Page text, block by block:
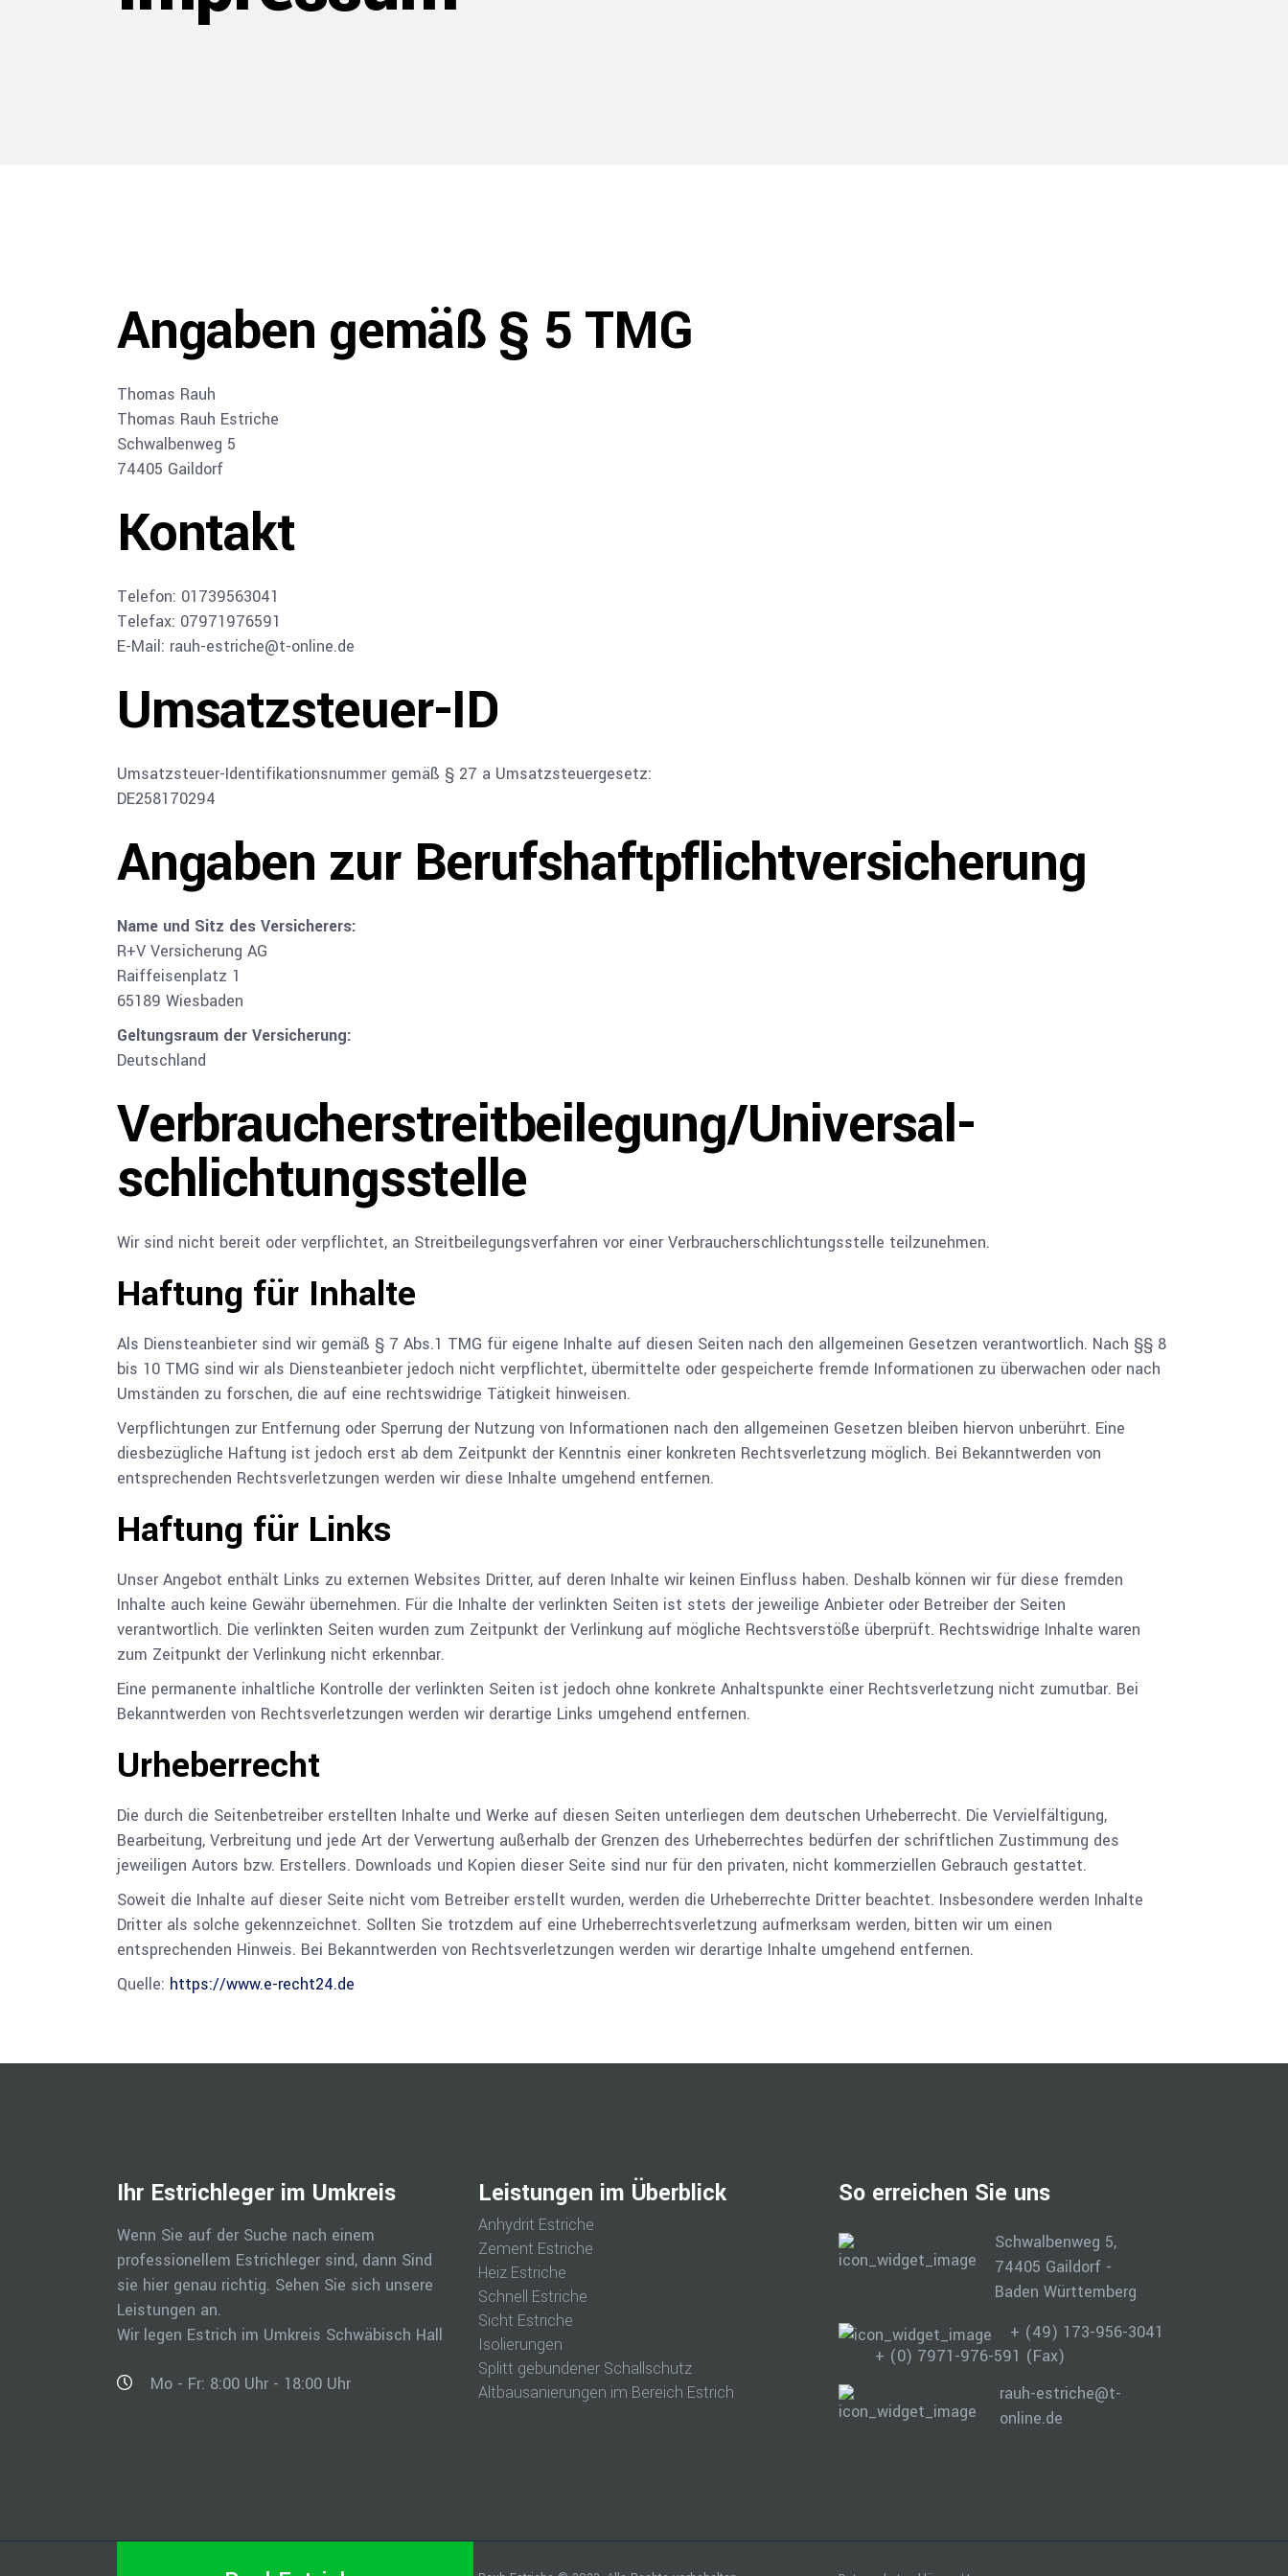
Angaben gemäß § 5 TMG
Thomas Rauh
Thomas Rauh Estriche
Schwalbenweg 5
74405 Gaildorf
Kontakt
Telefon: 01739563041
Telefax: 07971976591
E-Mail: rauh-estriche@t-online.de
Umsatzsteuer-ID
Umsatzsteuer-Identifikationsnummer gemäß § 27 a Umsatzsteuergesetz:
DE258170294
Angaben zur Berufshaftpflichtversicherung
Name und Sitz des Versicherers:
R+V Versicherung AG
Raiffeisenplatz 1
65189 Wiesbaden
Geltungsraum der Versicherung:
Deutschland
Verbraucher­streit­beilegung/Universal­
schlichtungs­stelle
Wir sind nicht bereit oder verpflichtet, an Streitbeilegungsverfahren vor einer Verbraucherschlichtungsstelle teilzunehmen.
Haftung für Inhalte
Als Diensteanbieter sind wir gemäß § 7 Abs.1 TMG für eigene Inhalte auf diesen Seiten nach den allgemeinen Gesetzen verantwortlich. Nach §§ 8
bis 10 TMG sind wir als Diensteanbieter jedoch nicht verpflichtet, übermittelte oder gespeicherte fremde Informationen zu überwachen oder nach
Umständen zu forschen, die auf eine rechtswidrige Tätigkeit hinweisen.
Verpflichtungen zur Entfernung oder Sperrung der Nutzung von Informationen nach den allgemeinen Gesetzen bleiben hiervon unberührt. Eine
diesbezügliche Haftung ist jedoch erst ab dem Zeitpunkt der Kenntnis einer konkreten Rechtsverletzung möglich. Bei Bekanntwerden von
entsprechenden Rechtsverletzungen werden wir diese Inhalte umgehend entfernen.
Haftung für Links
Unser Angebot enthält Links zu externen Websites Dritter, auf deren Inhalte wir keinen Einfluss haben. Deshalb können wir für diese fremden
Inhalte auch keine Gewähr übernehmen. Für die Inhalte der verlinkten Seiten ist stets der jeweilige Anbieter oder Betreiber der Seiten
verantwortlich. Die verlinkten Seiten wurden zum Zeitpunkt der Verlinkung auf mögliche Rechtsverstöße überprüft. Rechtswidrige Inhalte waren
zum Zeitpunkt der Verlinkung nicht erkennbar.
Eine permanente inhaltliche Kontrolle der verlinkten Seiten ist jedoch ohne konkrete Anhaltspunkte einer Rechtsverletzung nicht zumutbar. Bei
Bekanntwerden von Rechtsverletzungen werden wir derartige Links umgehend entfernen.
Urheberrecht
Die durch die Seitenbetreiber erstellten Inhalte und Werke auf diesen Seiten unterliegen dem deutschen Urheberrecht. Die Vervielfältigung,
Bearbeitung, Verbreitung und jede Art der Verwertung außerhalb der Grenzen des Urheberrechtes bedürfen der schriftlichen Zustimmung des
jeweiligen Autors bzw. Erstellers. Downloads und Kopien dieser Seite sind nur für den privaten, nicht kommerziellen Gebrauch gestattet.
Soweit die Inhalte auf dieser Seite nicht vom Betreiber erstellt wurden, werden die Urheberrechte Dritter beachtet. Insbesondere werden Inhalte
Dritter als solche gekennzeichnet. Sollten Sie trotzdem auf eine Urheberrechtsverletzung aufmerksam werden, bitten wir um einen
entsprechenden Hinweis. Bei Bekanntwerden von Rechtsverletzungen werden wir derartige Inhalte umgehend entfernen.
Quelle: https://www.e-recht24.de
Ihr Estrichleger im Umkreis
Wenn Sie auf der Suche nach einem
professionellem Estrichleger sind, dann Sind
sie hier genau richtig. Sehen Sie sich unsere
Leistungen an.
Wir legen Estrich im Umkreis Schwäbisch Hall
Mo - Fr: 8:00 Uhr - 18:00 Uhr
Leistungen im Überblick
Anhydrit Estriche
Zement Estriche
Heiz Estriche
Schnell Estriche
Sicht Estriche
Isolierungen
Splitt gebundener Schallschutz
Altbausanierungen im Bereich Estrich
So erreichen Sie uns
Schwalbenweg 5,
74405 Gaildorf -
Baden Württemberg
+ (49) 173-956-3041
+ (0) 7971-976-591 (Fax)
rauh-estriche@t-
online.de